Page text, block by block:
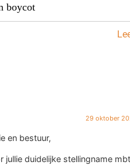
boycot
29 oktober
en bestuur,
jullie duidelijke stellingname